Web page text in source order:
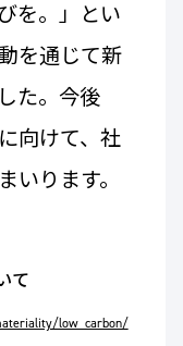
を。」とい
を通じて新
た。今後
向けて、社
いります。
て
low_carbon/